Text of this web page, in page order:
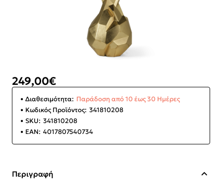
249,00€
Διαθεσιμότητα: Παράδοση από 10 έως 30 Ημέρες
Κωδικός Προϊόντος: 341810208
SKU: 341810208
EAN: 4017807540734
Περιγραφή